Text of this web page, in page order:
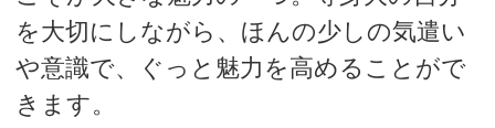
を大切にしながら、ほんの少しの気遣い
や意識で、ぐっと魅力を高めることがで
きます。